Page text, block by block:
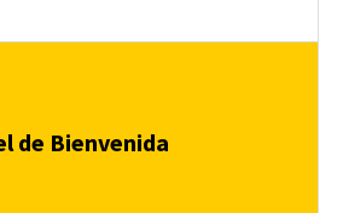
de Bienvenida